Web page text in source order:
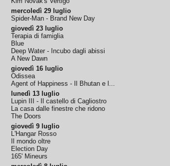
mercoledì 29 luglio
Spider-Man - Brand New Day
giovedì 23 luglio
Terapia di famiglia
Blue
Deep Water - Incubo dagli abissi
A New Dawn
giovedì 16 luglio
Odissea
Agent of Happiness - Il Bhutan e l...
lunedì 13 luglio
Lupin III - Il castello di Cagliostro
La casa dalle finestre che ridono
The Doors
giovedì 9 luglio
L'Hangar Rosso
Il mondo oltre
Election Day
165' Mineurs